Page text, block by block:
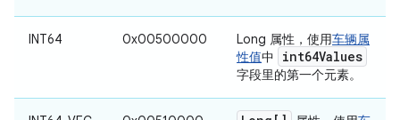
INT64 0x00500000 Long 属性，使用车辆属
性值中 int64Values
字段里的第一个元素。